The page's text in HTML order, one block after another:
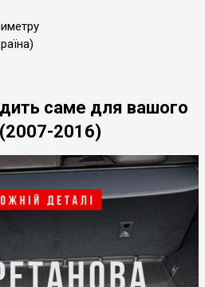
саме для вашого
2016)